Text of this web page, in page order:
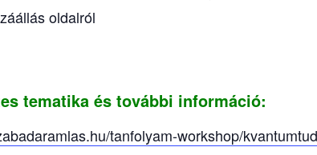
oldalról
tematika és további információ:
tanfolyam-workshop/